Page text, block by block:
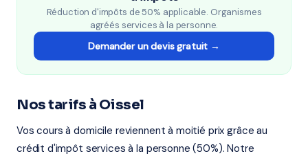
Réduction d'impôts de 50% applicable. Organismes
agréés services à la personne.
Demander un devis gratuit →
Nos tarifs à Oissel
Vos cours à domicile reviennent à moitié prix grâce au
crédit d'impôt services à la personne (50%). Notre